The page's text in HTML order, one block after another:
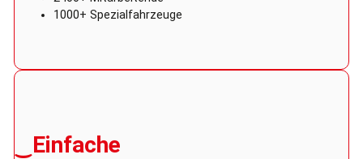
1000+ Spezialfahrzeuge
‿Einfache